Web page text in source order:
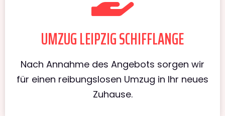
UMZUG LEIPZIG SCHIFFLANGE
Nach Annahme des Angebots sorgen wir
für einen reibungslosen Umzug in Ihr neues
Zuhause.